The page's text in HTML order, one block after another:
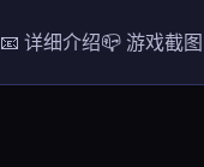
📧 详细介绍📪 游戏截图